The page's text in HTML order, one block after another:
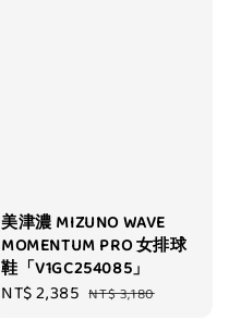
美津濃 MIZUNO WAVE
MOMENTUM PRO 女排球
鞋「V1GC254085」
Sale
NT$ 2,385 Regular
NT$ 3,180